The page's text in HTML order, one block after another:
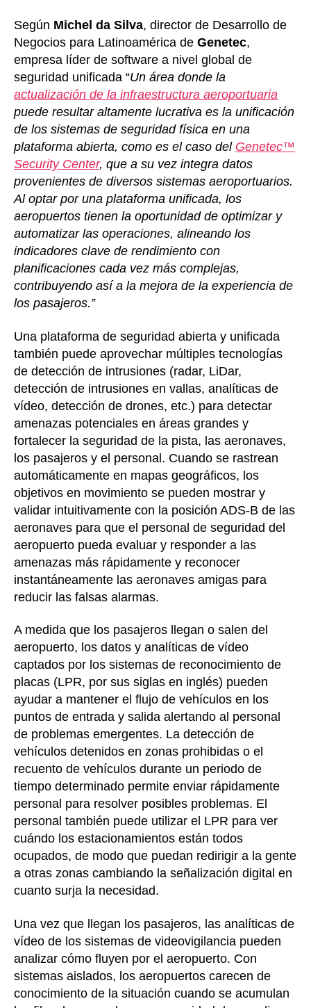
Según Michel da Silva, director de Desarrollo de
Negocios para Latinoamérica de Genetec,
empresa líder de software a nivel global de
seguridad unificada “Un área donde la
actualización de la infraestructura aeroportuaria
puede resultar altamente lucrativa es la unificación
de los sistemas de seguridad física en una
plataforma abierta, como es el caso del Genetec™
Security Center, que a su vez integra datos
provenientes de diversos sistemas aeroportuarios.
Al optar por una plataforma unificada, los
aeropuertos tienen la oportunidad de optimizar y
automatizar las operaciones, alineando los
indicadores clave de rendimiento con
planificaciones cada vez más complejas,
contribuyendo así a la mejora de la experiencia de
los pasajeros.”
Una plataforma de seguridad abierta y unificada
también puede aprovechar múltiples tecnologías
de detección de intrusiones (radar, LiDar,
detección de intrusiones en vallas, analíticas de
vídeo, detección de drones, etc.) para detectar
amenazas potenciales en áreas grandes y
fortalecer la seguridad de la pista, las aeronaves,
los pasajeros y el personal. Cuando se rastrean
automáticamente en mapas geográficos, los
objetivos en movimiento se pueden mostrar y
validar intuitivamente con la posición ADS-B de las
aeronaves para que el personal de seguridad del
aeropuerto pueda evaluar y responder a las
amenazas más rápidamente y reconocer
instantáneamente las aeronaves amigas para
reducir las falsas alarmas.
A medida que los pasajeros llegan o salen del
aeropuerto, los datos y analíticas de vídeo
captados por los sistemas de reconocimiento de
placas (LPR, por sus siglas en inglés) pueden
ayudar a mantener el flujo de vehículos en los
puntos de entrada y salida alertando al personal
de problemas emergentes. La detección de
vehículos detenidos en zonas prohibidas o el
recuento de vehículos durante un periodo de
tiempo determinado permite enviar rápidamente
personal para resolver posibles problemas. El
personal también puede utilizar el LPR para ver
cuándo los estacionamientos están todos
ocupados, de modo que puedan redirigir a la gente
a otras zonas cambiando la señalización digital en
cuanto surja la necesidad.
Una vez que llegan los pasajeros, las analíticas de
vídeo de los sistemas de videovigilancia pueden
analizar cómo fluyen por el aeropuerto. Con
sistemas aislados, los aeropuertos carecen de
conocimiento de la situación cuando se acumulan